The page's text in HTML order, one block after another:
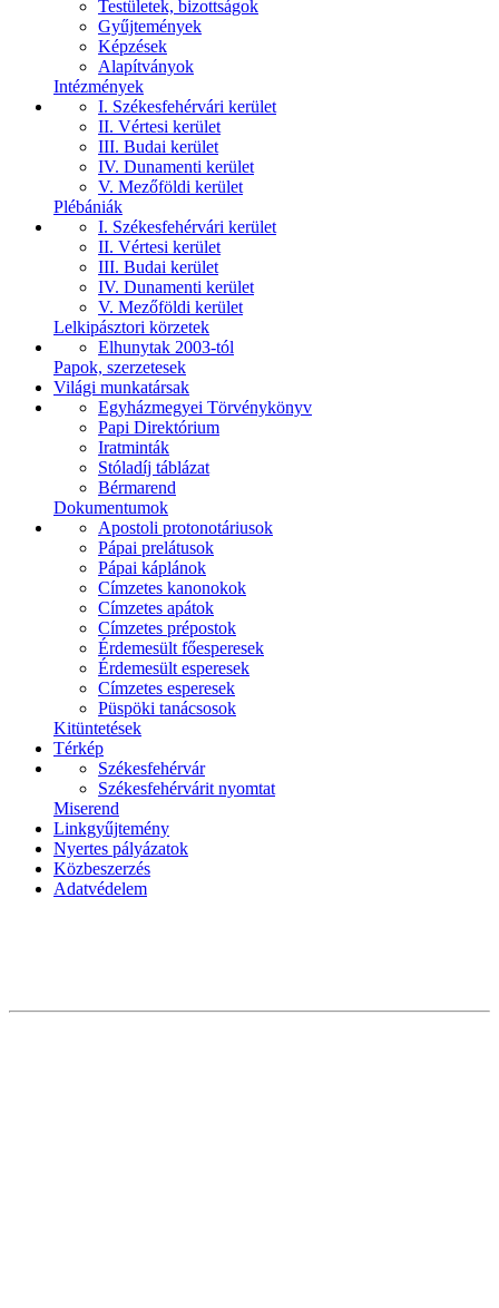
Testületek, bizottságok
Gyűjtemények
Képzések
Alapítványok
Intézmények
I. Székesfehérvári kerület
II. Vértesi kerület
III. Budai kerület
IV. Dunamenti kerület
V. Mezőföldi kerület
Plébániák
I. Székesfehérvári kerület
II. Vértesi kerület
III. Budai kerület
IV. Dunamenti kerület
V. Mezőföldi kerület
Lelkipásztori körzetek
Elhunytak 2003-tól
Papok, szerzetesek
Világi munkatársak
Egyházmegyei Törvénykönyv
Papi Direktórium
Iratminták
Stóladíj táblázat
Bérmarend
Dokumentumok
Apostoli protonotáriusok
Pápai prelátusok
Pápai káplánok
Címzetes kanonokok
Címzetes apátok
Címzetes prépostok
Érdemesült főesperesek
Érdemesült esperesek
Címzetes esperesek
Püspöki tanácsosok
Kitüntetések
Térkép
Székesfehérvár
Székesfehérvárit nyomtat
Miserend
Linkgyűjtemény
Nyertes pályázatok
Közbeszerzés
Adatvédelem